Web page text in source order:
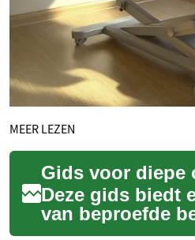
MEER LEZEN
Deze gids biedt
van beproefde
en technieken